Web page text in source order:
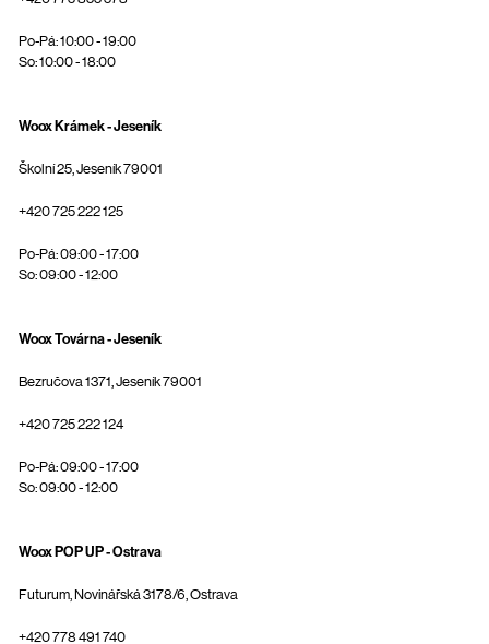
Po-Pá: 10:00 - 19:00
So: 10:00 - 18:00
Woox Krámek - Jeseník
Školní 25, Jeseník 79001
+420 725 222 125
Po-Pá: 09:00 - 17:00
So: 09:00 - 12:00
Woox Továrna - Jeseník
Bezručova 1371, Jeseník 79001
+420 725 222 124
Po-Pá: 09:00 - 17:00
So: 09:00 - 12:00
Woox POP UP - Ostrava
Futurum, Novinářská 3178/6, Ostrava
+420 778 491 740